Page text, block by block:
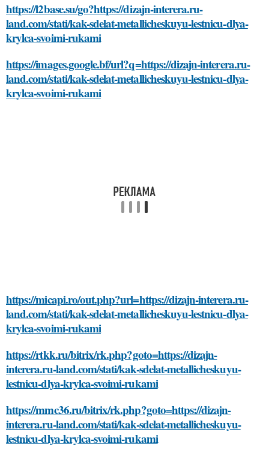
https://l2base.su/go?https://dizajn-interera.ru-
land.com/stati/kak-sdelat-metallicheskuyu-lestnicu-dlya-
krylca-svoimi-rukami
https://images.google.bf/url?q=https://dizajn-interera.ru-
land.com/stati/kak-sdelat-metallicheskuyu-lestnicu-dlya-
krylca-svoimi-rukami
https://micapi.ro/out.php?url=https://dizajn-interera.ru-
land.com/stati/kak-sdelat-metallicheskuyu-lestnicu-dlya-
krylca-svoimi-rukami
https://rtkk.ru/bitrix/rk.php?goto=https://dizajn-
interera.ru-land.com/stati/kak-sdelat-metallicheskuyu-
lestnicu-dlya-krylca-svoimi-rukami
https://mmc36.ru/bitrix/rk.php?goto=https://dizajn-
interera.ru-land.com/stati/kak-sdelat-metallicheskuyu-
lestnicu-dlya-krylca-svoimi-rukami